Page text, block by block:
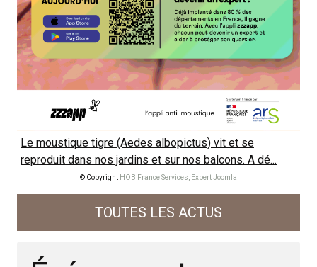
Le moustique tigre (Aedes albopictus) vit et se
reproduit dans nos jardins et sur nos balcons. A dé...
© Copyright HOB France Services, Expert Joomla
TOUTES LES ACTUS